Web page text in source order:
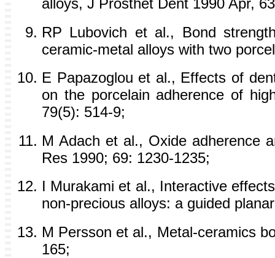
alloys, J Prosthet Dent 1990 Apr,
RP Lubovich et al., Bond
ceramic-metal alloys with two
E Papazoglou et al., Effects of
on the porcelain adherence of
79(5): 514-9;
M Adach et al., Oxide adherence
Res 1990; 69: 1230-1235;
I Murakami et al., Interactive
non-precious alloys: a guided
M Persson et al., Metal-ceramics
165;